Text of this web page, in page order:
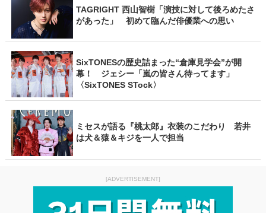
TAGRIGHT 西山智樹「演技に対して後ろめたさ
があった」 初めて臨んだ俳優業への思い
SixTONESの歴史詰まった“倉庫見学会”が開
幕！ ジェシー「嵐の皆さん待ってます」
〈SixTONES STock〉
ミセスが語る『桃太郎』衣装のこだわり 若井
は犬＆猿＆キジを一人で担当
[ADVERTISEMENT]